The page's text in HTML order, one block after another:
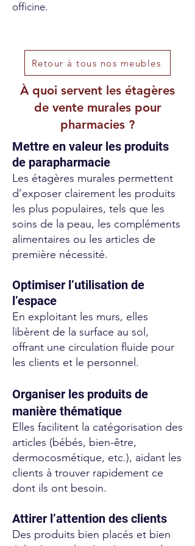
officine.
Retour à tous nos meubles
À quoi servent les étagères
de vente murales pour
pharmacies ?
Mettre en valeur les produits
de parapharmacie
Les étagères murales permettent
d’exposer clairement les produits
les plus populaires, tels que les
soins de la peau, les compléments
alimentaires ou les articles de
première nécessité.
Optimiser l’utilisation de
l’espace
En exploitant les murs, elles
libèrent de la surface au sol,
offrant une circulation fluide pour
les clients et le personnel.
Organiser les produits de
manière thématique
Elles facilitent la catégorisation des
articles (bébés, bien-être,
dermocosmétique, etc.), aidant les
clients à trouver rapidement ce
dont ils ont besoin.
Attirer l’attention des clients
Des produits bien placés et bien